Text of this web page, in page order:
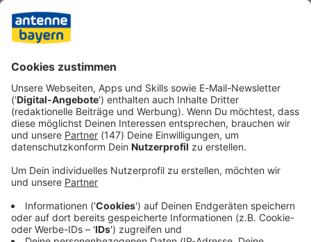
Andere bei Lidl in Deutschland verkaufte Produkte der
Drageefabrik Stolze mit Sitz in Barmstedt (Schleswig-
Holstein) sowie weitere Produkte der Marke «Belbake»